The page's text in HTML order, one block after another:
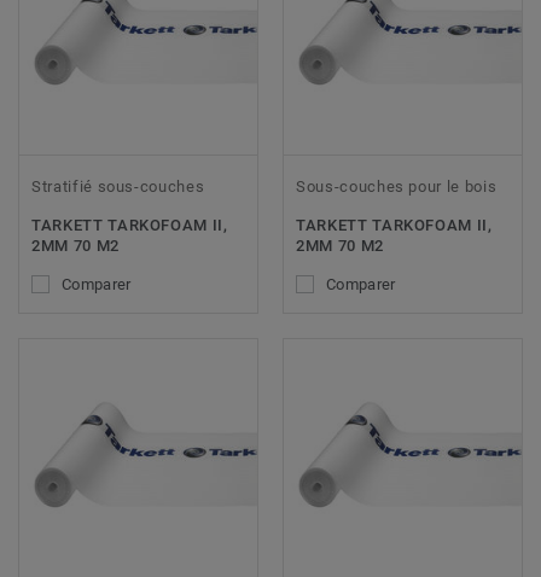
Stratifié sous-couches
TARKETT TARKOFOAM II,
2MM 70 M2
Comparer
Sous-couches pour le bois
TARKETT TARKOFOAM II,
2MM 70 M2
Comparer